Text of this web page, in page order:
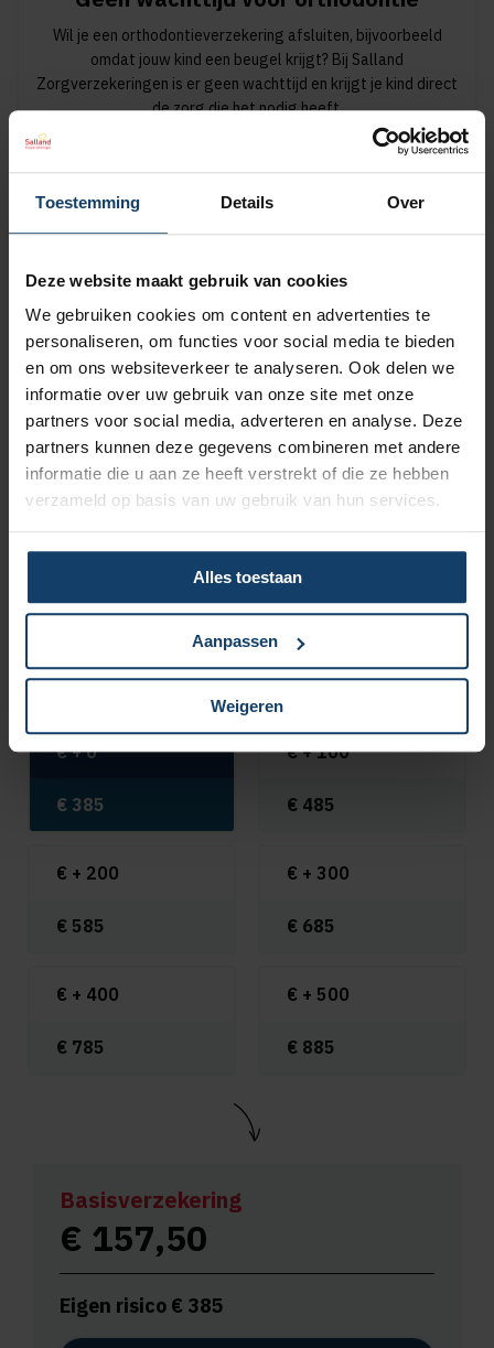
Toestemming Details Over
Deze website maakt gebruik van cookies
We gebruiken cookies om content en advertenties te
personaliseren, om functies voor social media te bieden
en om ons websiteverkeer te analyseren. Ook delen we
informatie over uw gebruik van onze site met onze
partners voor social media, adverteren en analyse. Deze
partners kunnen deze gegevens combineren met andere
informatie die u aan ze heeft verstrekt of die ze hebben
verzameld op basis van uw gebruik van hun services.
Alles toestaan
Aanpassen
Weigeren
Wil je een orthodontieverzekering afsluiten, bijvoorbeeld
omdat jouw kind een beugel krijgt? Bij Salland
Zorgverzekeringen is er geen wachttijd en krijgt je kind direct
de zorg die het nodig heeft.
Meer over de orthodontie-verzekering
Korting op vrijwillig eigen risico
Wil je een lagere zorgpremie? Dan kun je het verplicht eigen
risico van € 385 verhogen met een vrijwillig eigen risico van
maximaal € 500. Hoe hoger het vrijwillig eigen risico, hoe
meer korting op de premie.
Meer over het eigen risico
Korting bij vrijwillig eigen risico
Klik hieronder het gewenste eigen risico aan en zie meteen
wat jouw basispremie voor 2026 wordt.
€ +0
€ 385
€ +100
€ 485
€ + 200
€ 585
€ + 300
€ 685
€ + 400
€ 785
€ + 500
€ 885
Basisverzekering
€ 157,50
Eigen risico € 385